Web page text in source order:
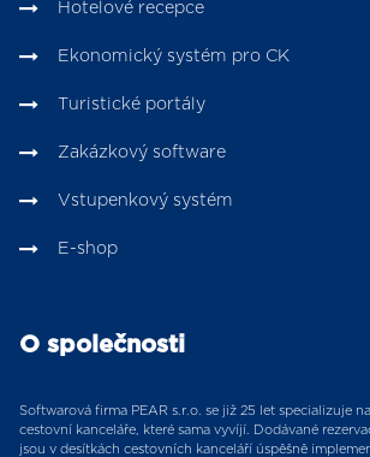
Hotelové recepce
Ekonomický systém pro CK
Turistické portály
Zakázkový software
Vstupenkový systém
E-shop
O společnosti
Softwarová firma PEAR s.r.o. se již 25 let specializuje
cestovní kanceláře, které sama vyvíjí. Dodávané
jsou v desítkách cestovních kanceláří úspěšně